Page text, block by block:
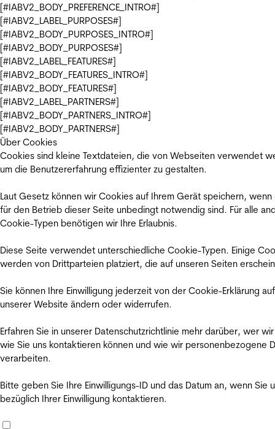
[#IABV2_BODY_PREFERENCE_INTRO#]
[#IABV2_LABEL_PURPOSES#]
[#IABV2_BODY_PURPOSES_INTRO#]
[#IABV2_BODY_PURPOSES#]
[#IABV2_LABEL_FEATURES#]
[#IABV2_BODY_FEATURES_INTRO#]
[#IABV2_BODY_FEATURES#]
[#IABV2_LABEL_PARTNERS#]
[#IABV2_BODY_PARTNERS_INTRO#]
[#IABV2_BODY_PARTNERS#]
Über Cookies
Cookies sind kleine Textdateien, die von Webseiten verwendet
um die Benutzererfahrung effizienter zu gestalten.
Laut Gesetz können wir Cookies auf Ihrem Gerät speichern, wenn
für den Betrieb dieser Seite unbedingt notwendig sind. Für alle
Cookie-Typen benötigen wir Ihre Erlaubnis.
Diese Seite verwendet unterschiedliche Cookie-Typen. Einige
werden von Drittparteien platziert, die auf unseren Seiten
Sie können Ihre Einwilligung jederzeit von der Cookie-Erklärung auf
unserer Website ändern oder widerrufen.
Erfahren Sie in unserer Datenschutzrichtlinie mehr darüber, wer
wie Sie uns kontaktieren können und wie wir personenbezogene
verarbeiten.
Bitte geben Sie Ihre Einwilligungs-ID und das Datum an, wenn Sie
bezüglich Ihrer Einwilligung kontaktieren.